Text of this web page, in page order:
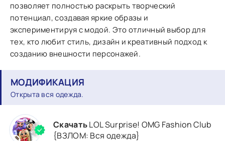
позволяет полностью раскрыть творческий
потенциал, создавая яркие образы и
экспериментируя с модой. Это отличный выбор для
тех, кто любит стиль, дизайн и креативный подход к
созданию внешности персонажей.
МОДИФИКАЦИЯ
Открыта вся одежда.
СкачатьLOL Surprise! OMG Fashion Club
{ВЗЛОМ: Вся одежда}